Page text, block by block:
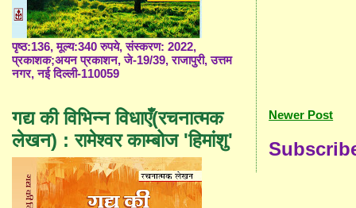
Newer Post
पृष्ठ:136, मूल्य:340 रुपये, संस्करण: 2022,
प्रकाशक;अयन प्रकाशन, जे-19/39, राजापुरी, उत्तम
नगर, नई दिल्ली-110059
गद्य की विभिन्न विधाएँ(रचनात्मक
लेखन) : रामेश्वर काम्बोज 'हिमांशु'